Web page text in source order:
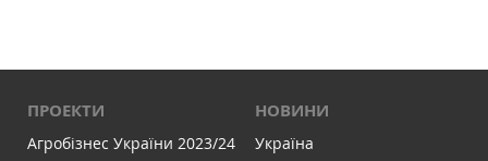
ПРОЕКТИ
Агробізнес України 2023/24
НОВИНИ
Україна